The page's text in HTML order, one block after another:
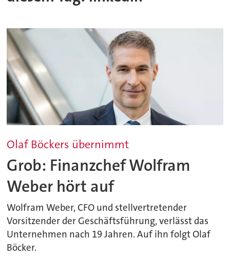
Olaf Böckers übernimmt
Grob: Finanzchef Wolfram
Weber hört auf
Wolfram Weber, CFO und stellvertretender
Vorsitzender der Geschäftsführung, verlässt das
Unternehmen nach 19 Jahren. Auf ihn folgt Olaf
Böcker.